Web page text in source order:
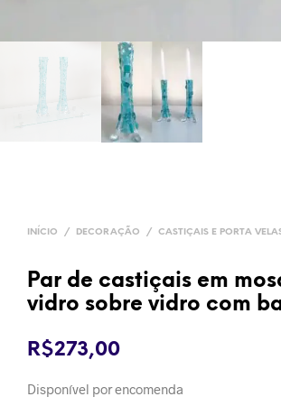
INÍCIO / DECORAÇÃO / CASTIÇAIS E PORTA
Par de castiçais em
vidro sobre vidro com
R$273,00
Disponível por encomenda